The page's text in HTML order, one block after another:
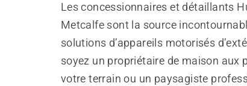
Les concessionnaires et détaillants
Metcalfe sont la source
solutions d’appareils motorisés
soyez un propriétaire de maison aux
votre terrain ou un paysagiste